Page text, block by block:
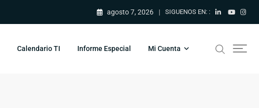
agosto 7, 2026 SIGUENOS EN: :
Calendario TI Informe Especial Mi Cuenta